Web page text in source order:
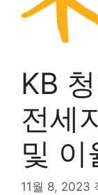
KB
전세
및 이
11월 8, 2023